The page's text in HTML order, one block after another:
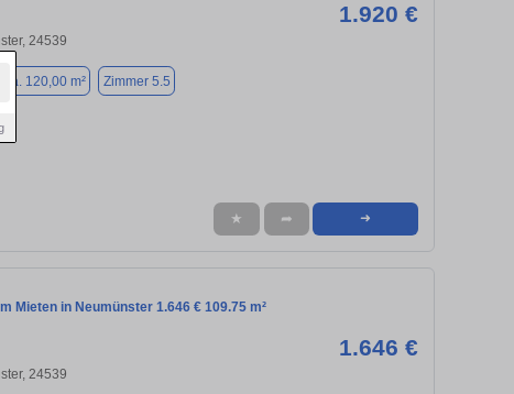
1.920 €
24539
ca. 120,00 m² Zimmer 5.5
★ ➦ ➜
Mieten in Neumünster 1.646 € 109.75 m²
1.646 €
24539